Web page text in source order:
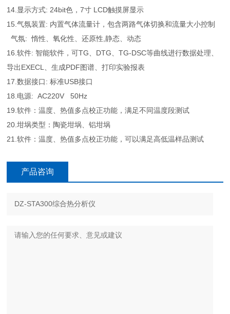
14.显示方式: 24bit色，7寸 LCD触摸屏显示
15.气氛装置: 内置气体流量计，包含两路气体切换和流量大小控制
气氛: 惰性、氧化性、还原性,静态、动态
16.软件: 智能软件，可TG、DTG、TG-DSC等曲线进行数据处理、
导出EXECL、生成PDF图谱、打印实验报表
17.数据接口: 标准USB接口
18.电源: AC220V 50Hz
19.软件：温度、热值多点校正功能，满足不同温度段测试
20.坩埚类型：陶瓷坩埚、铝坩埚
21.软件：温度、热值多点校正功能，可以满足高低温样品测试
产品咨询